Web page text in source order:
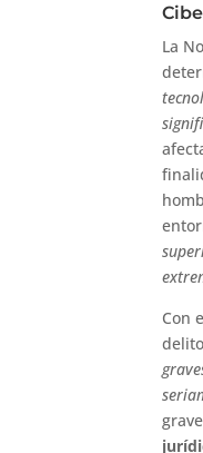
La
Con